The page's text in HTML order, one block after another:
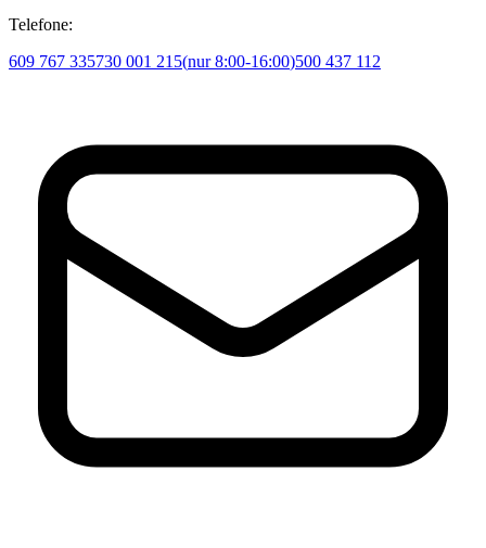
Telefone:
609 767 335730 001 215(nur 8:00-16:00)500 437 112